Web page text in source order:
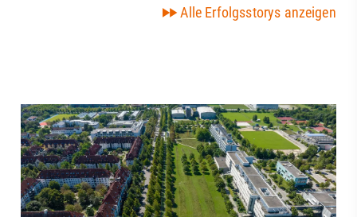
Alle Erfolgsstorys anzeigen